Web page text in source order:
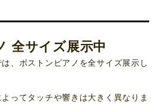
全サイズ展示中
、ボストンピアノを全サイズ展示 し
ってタッチや響きは大きく異なりま